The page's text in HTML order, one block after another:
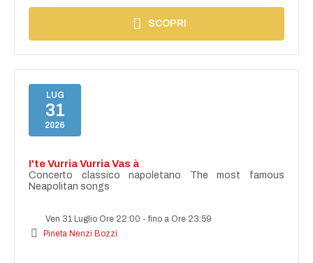
SCOPRI
LUG
31
2026
I'te Vurria Vurria Vas à
Concerto classico napoletano The most famous
Neapolitan songs
Ven 31 Luglio Ore 22:00 -fino a Ore 23:59
Pineta Nenzi Bozzi